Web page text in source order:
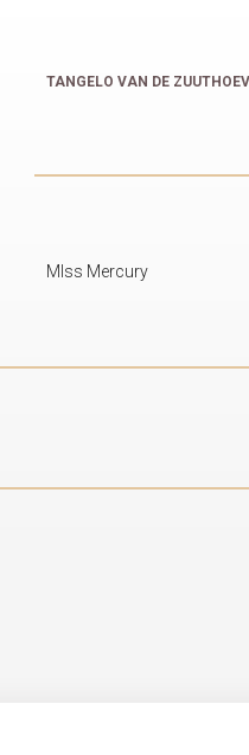
TANGELO VAN DE
MIss Mercury